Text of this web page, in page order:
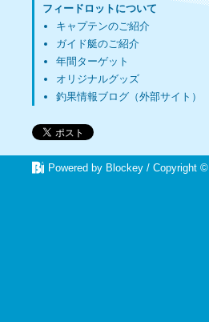
フィードロットについて
キャプテンのご紹介
ガイド艇のご紹介
年間ターゲット
オリジナルグッズ
釣果情報ブログ（外部サイト）
Powered by Blockey / Copyright ©